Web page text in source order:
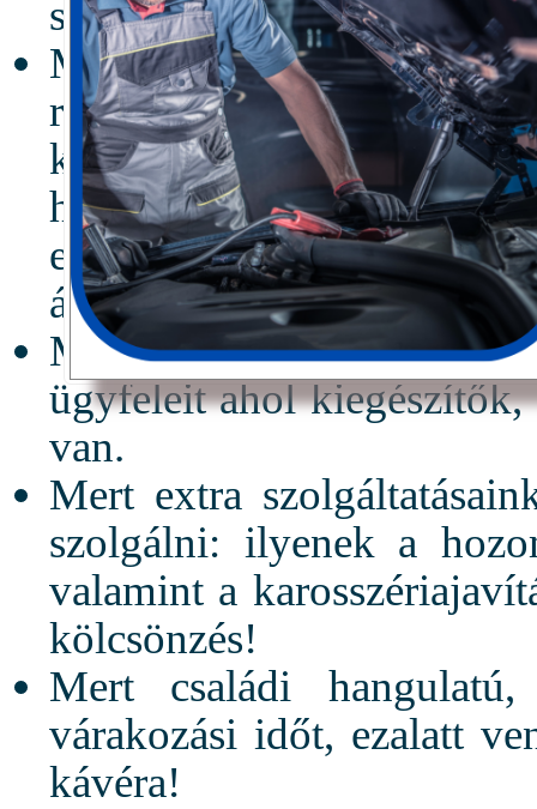
szolgáltatások területén.
Mert egy gépjármű
rendelkező cégcsoport
képzett
háttérrel a gyári
elérhető, a gazdasági és
árakkal.
Mert szervizünk kulturált
ügyfeleit ahol kiegészítők,
van.
Mert extra
szolgálni: ilyenek a
valamint a
kölcsönzés!
Mert családi
várakozási időt, ezalatt
kávéra!